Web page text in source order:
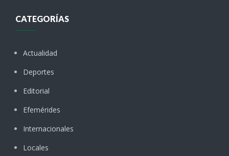
CATEGORÍAS
Actualidad
Deportes
Editorial
Efemérides
Internacionales
Locales